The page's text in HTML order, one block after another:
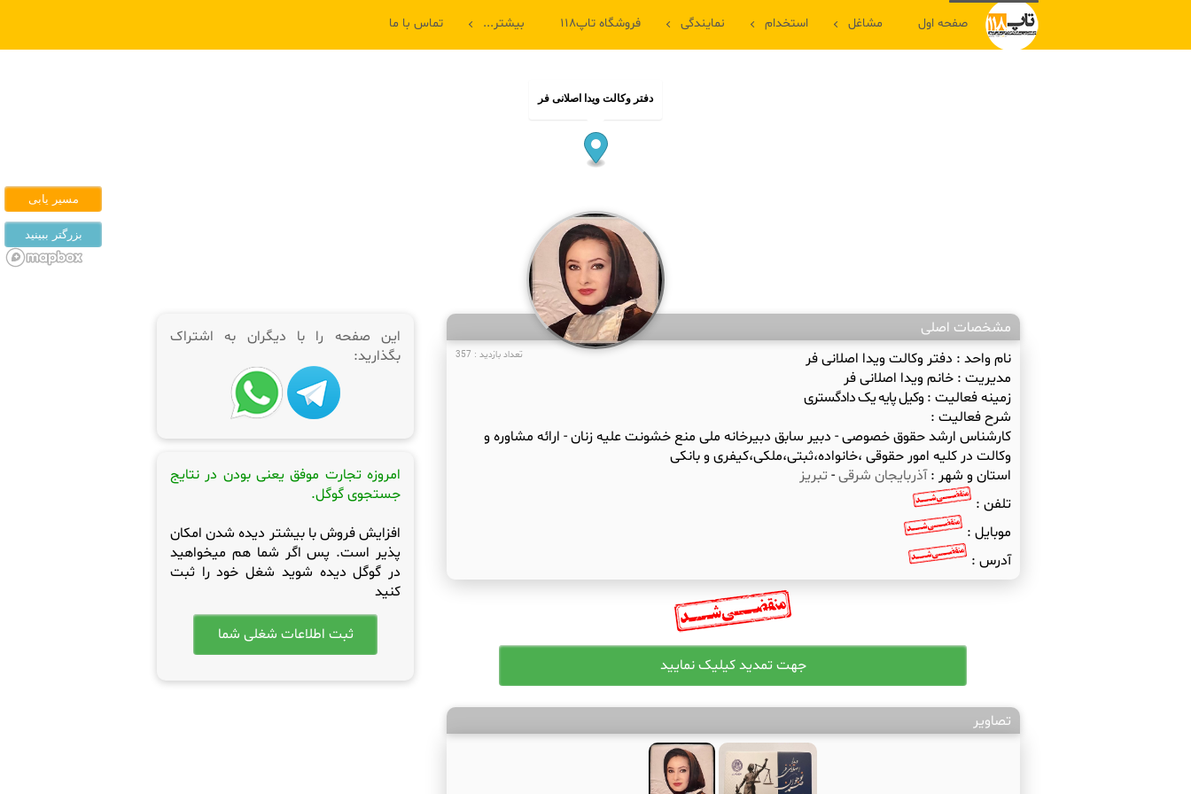
صفحه اول مشاغل استخدام نمایندگی فروشگاه تاپ۱۱۸ بیشتر... تماس با ما
دفتر وکالت ویدا اصلانی فر
مشخصات اصلی
تعداد بازدید : 357 نام واحد : دفتر وکالت ویدا اصلانی فر
مدیریت :خانم ویدا اصلانی فر
زمینه فعالیت :وکیل پایه یک دادگستری
شرح فعالیت :
کارشناس ارشد حقوق خصوصی - دبیر سابق دبیرخانه ملی منع خشونت علیه زنان - ارائه مشاوره و
وکالت در کلیه امور حقوقی ،خانواده،ثبتی،ملکی،کیفری و بانکی
استان و شهر :آذربایجان شرقی- تبریز
تلفن :
موبایل :
آدرس :
تصاویر
این صفحه را با دیگران به اشتراک
بگذارید:
امروزه تجارت موفق یعنی بودن در نتایج
جستجوی گوگل.
افزایش فروش با بیشتر دیده شدن امکان
پذیر است. پس اگر شما هم میخواهید
در گوگل دیده شوید شغل خود را ثبت
کنید